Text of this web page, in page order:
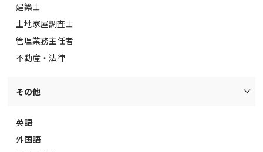
建築士
土地家屋調査士
管理業務主任者
不動産・法律
その他
英語
外国語